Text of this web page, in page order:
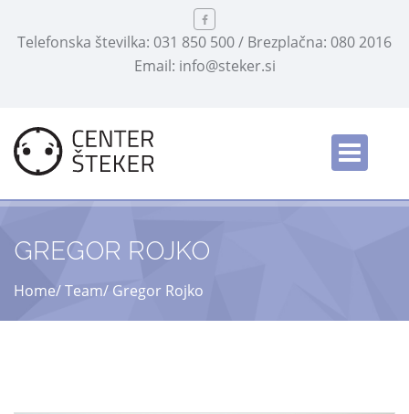
Telefonska številka: 031 850 500 / Brezplačna: 080 2016
Email: info@steker.si
GREGOR ROJKO
Home Team Gregor Rojko